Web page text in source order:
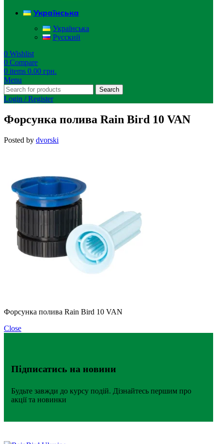
Українська
Українська
Русский
0 Wishlist
0 Compare
0 items 0.00 грн.
Menu
Search
Login / Register
Форсунка полива Rain Bird 10 VAN
Posted by dvorski
Форсунка полива Rain Bird 10 VAN
Close
Підписатись на новини
Будьте завжди до курсу подій. Дізнайтесь першим про
акції та новинки